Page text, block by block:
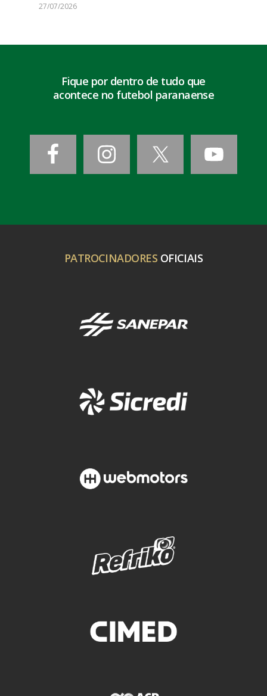
27/07/2026
Fique por dentro de tudo que
acontece no futebol paranaense
PATROCINADORES OFICIAIS